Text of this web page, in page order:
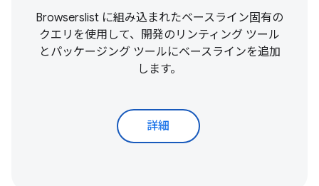
Browserslist に組み込まれたベースライン固有の
クエリを使用して、開発のリンティング ツール
とパッケージング ツールにベースラインを追加
します。
詳細